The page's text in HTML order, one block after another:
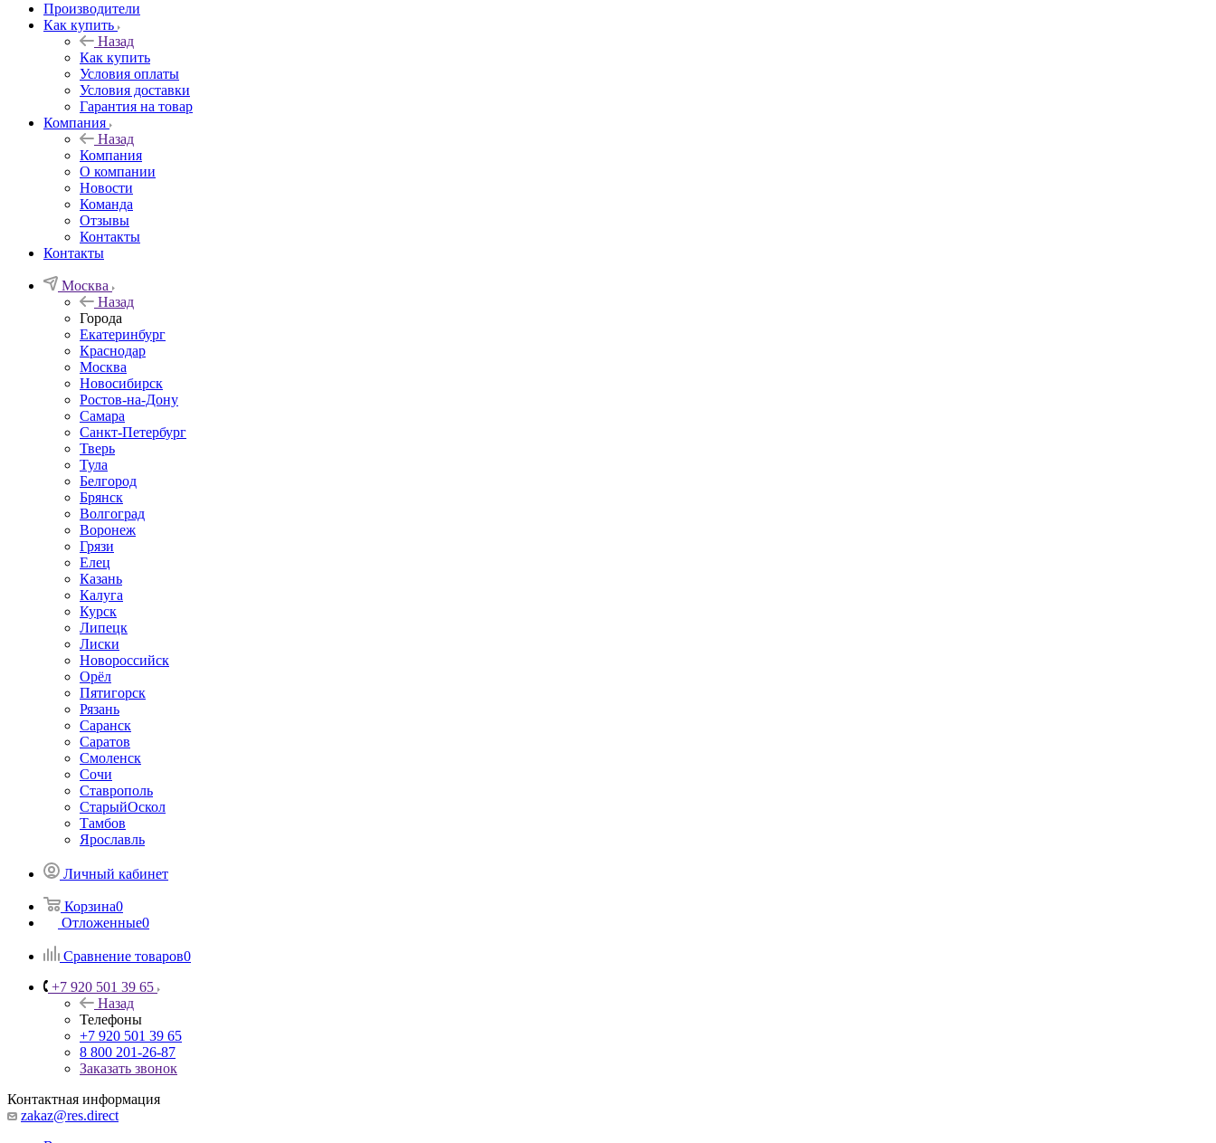
Производители
Как купить
Назад
Как купить
Условия оплаты
Условия доставки
Гарантия на товар
Компания
Назад
Компания
О компании
Новости
Команда
Отзывы
Контакты
Контакты
Москва
Назад
Города
Екатеринбург
Краснодар
Москва
Новосибирск
Ростов-на-Дону
Самара
Санкт-Петербург
Тверь
Тула
Белгород
Брянск
Волгоград
Воронеж
Грязи
Елец
Казань
Калуга
Курск
Липецк
Лиски
Новороссийск
Орёл
Пятигорск
Рязань
Саранск
Саратов
Смоленск
Сочи
Ставрополь
СтарыйОскол
Тамбов
Ярославль
Личный кабинет
Корзина0
Отложенные0
Сравнение товаров0
+7 920 501 39 65
Назад
Телефоны
+7 920 501 39 65
8 800 201-26-87
Заказать звонок
Контактная информация
zakaz@res.direct